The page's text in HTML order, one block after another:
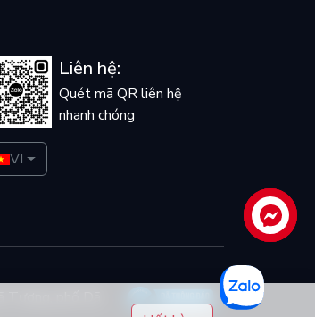
Liên hệ:
Quét mã QR liên hệ
nhanh chóng
VI
phố Dã
Liên hệ